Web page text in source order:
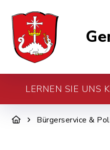
LERNEN SIE UNS
Bürgerservice &